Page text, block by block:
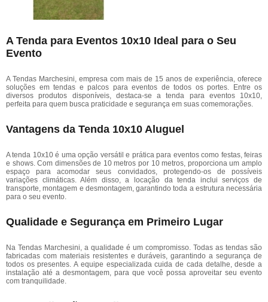
A Tenda para Eventos 10x10 Ideal para o Seu
Evento
A Tendas Marchesini, empresa com mais de 15 anos de experiência, oferece
soluções em tendas e palcos para eventos de todos os portes. Entre os
diversos produtos disponíveis, destaca-se a tenda para eventos 10x10,
perfeita para quem busca praticidade e segurança em suas comemorações.
Vantagens da Tenda 10x10 Aluguel
A tenda 10x10 é uma opção versátil e prática para eventos como festas, feiras
e shows. Com dimensões de 10 metros por 10 metros, proporciona um amplo
espaço para acomodar seus convidados, protegendo-os de possíveis
variações climáticas. Além disso, a locação da tenda inclui serviços de
transporte, montagem e desmontagem, garantindo toda a estrutura necessária
para o seu evento.
Qualidade e Segurança em Primeiro Lugar
Na Tendas Marchesini, a qualidade é um compromisso. Todas as tendas são
fabricadas com materiais resistentes e duráveis, garantindo a segurança de
todos os presentes. A equipe especializada cuida de cada detalhe, desde a
instalação até a desmontagem, para que você possa aproveitar seu evento
com tranquilidade.